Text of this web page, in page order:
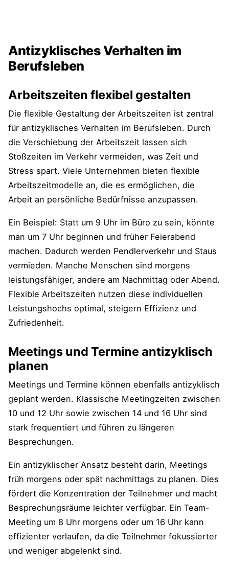
Antizyklisches Verhalten im
Berufsleben
Arbeitszeiten flexibel gestalten
Die flexible Gestaltung der Arbeitszeiten ist zentral
für antizyklisches Verhalten im Berufsleben. Durch
die Verschiebung der Arbeitszeit lassen sich
Stoßzeiten im Verkehr vermeiden, was Zeit und
Stress spart. Viele Unternehmen bieten flexible
Arbeitszeitmodelle an, die es ermöglichen, die
Arbeit an persönliche Bedürfnisse anzupassen.
Ein Beispiel: Statt um 9 Uhr im Büro zu sein, könnte
man um 7 Uhr beginnen und früher Feierabend
machen. Dadurch werden Pendlerverkehr und Staus
vermieden. Manche Menschen sind morgens
leistungsfähiger, andere am Nachmittag oder Abend.
Flexible Arbeitszeiten nutzen diese individuellen
Leistungshochs optimal, steigern Effizienz und
Zufriedenheit.
Meetings und Termine antizyklisch
planen
Meetings und Termine können ebenfalls antizyklisch
geplant werden. Klassische Meetingzeiten zwischen
10 und 12 Uhr sowie zwischen 14 und 16 Uhr sind
stark frequentiert und führen zu längeren
Besprechungen.
Ein antizyklischer Ansatz besteht darin, Meetings
früh morgens oder spät nachmittags zu planen. Dies
fördert die Konzentration der Teilnehmer und macht
Besprechungsräume leichter verfügbar. Ein Team-
Meeting um 8 Uhr morgens oder um 16 Uhr kann
effizienter verlaufen, da die Teilnehmer fokussierter
und weniger abgelenkt sind.